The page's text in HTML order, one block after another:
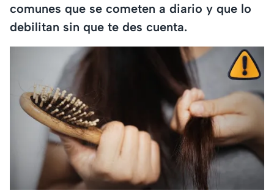
comunes que se cometen a diario y que lo
debilitan sin que te des cuenta.